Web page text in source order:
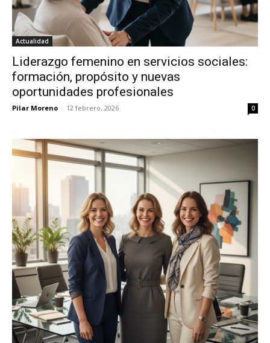
Actualidad
Liderazgo femenino en servicios sociales:
formación, propósito y nuevas
oportunidades profesionales
Pilar Moreno - 12 febrero, 2026 0